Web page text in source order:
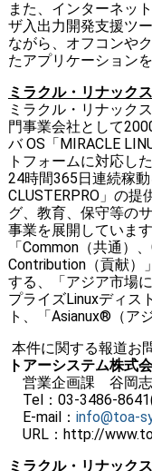
また、インターネッ
ザ入出力開発支援ツ
ながら、オフコンや
たアプリケーション
ミラクル・リナック
ミラクル・リナック
門事業会社として
バ OS「MIRACLE
トフォームに対応し
24時間365日連続稼
CLUSTERPRO」の
グ、教育、保守等の
事業を展開していま
「Common（共通）
Contribution（貢献）
する、「アジア市場
プライズLinuxディス
ト、「Asianux®（ア
本件に関する報道お
トアーシステム株式
営業企画課 谷岡
Tel：03-3486-
E-mail： info@toa-
URL：http://
ミラクル・リナック